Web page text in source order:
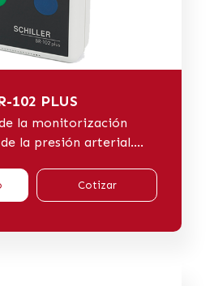
102 PLUS
la monitorización
la presión arterial....
Cotizar